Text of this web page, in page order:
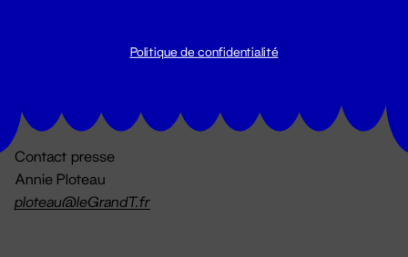
Contact presse
Annie Ploteau
ploteau@leGrandT.fr
Politique de confidentialité